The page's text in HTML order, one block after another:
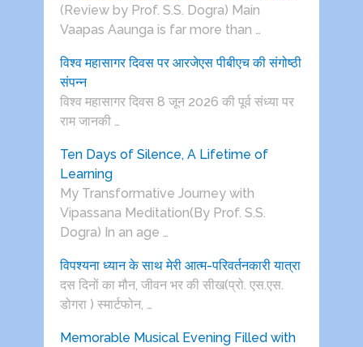
(Review by Prof. S.S. Dogra) Main
Vaapas Aaunga is far more than …
विश्व महासागर दिवस पर आरजेएस पीबीएच की संगोष्ठी
संपन्न
विश्व महासागर दिवस 8 जून 2026 की पूर्व संध्या पर
राम जानकी …
Ten Days of Silence, A Lifetime of
Learning
My Transformative Journey with
Vipassana Meditation(By Prof. S.S.
Dogra) In an age …
विपश्यना ध्यान के साथ मेरी आत्म-परिवर्तनकारी यात्रा
दस दिनों का मौन, जीवन भर की सीख(प्रो. एस.एस.
डोगरा ) स्मार्टफोन, …
Memorable Musical Evening Filled with